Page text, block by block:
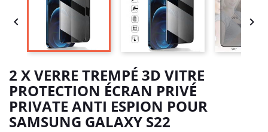
 
2 X VERRE TREMPÉ 3D VITRE
PROTECTION ÉCRAN PRIVÉ
PRIVATE ANTI ESPION POUR
SAMSUNG GALAXY S22